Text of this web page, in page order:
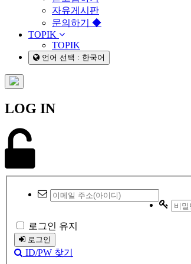
자유게시판
문의하기 ◆
TOPIK
TOPIK
언어 선택 : 한국어
LOG IN
로그인 유지
로그인
ID/PW 찾기